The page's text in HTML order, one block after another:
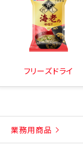
フリーズドライ
業務用商品